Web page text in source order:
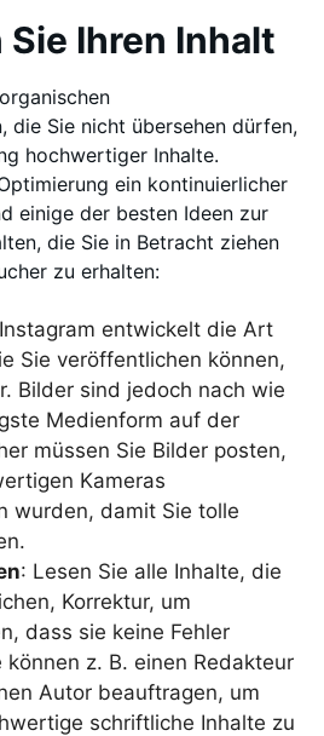
Ihren Inhalt
die Sie nicht übersehen dürfen,
hochwertiger Inhalte.
ein kontinuierlicher
einige der besten Ideen zur
die Sie in Betracht ziehen
zu erhalten:
entwickelt die Art
Sie veröffentlichen können,
Bilder sind jedoch nach wie
Medienform auf der
müssen Sie Bilder posten,
Kameras
wurden, damit Sie tolle
: Lesen Sie alle Inhalte, die
Korrektur, um
dass sie keine Fehler
können z. B. einen Redakteur
Autor beauftragen, um
schriftliche Inhalte zu